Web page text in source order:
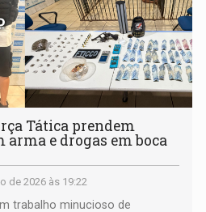
Tática prendem
arma e drogas em boca
de 2026 às 19:22
trabalho minucioso de